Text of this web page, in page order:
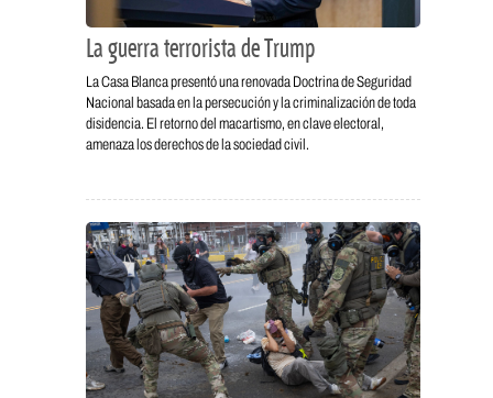
La guerra terrorista de Trump
La Casa Blanca presentó una renovada Doctrina de Seguridad
Nacional basada en la persecución y la criminalización de toda
disidencia. El retorno del macartismo, en clave electoral,
amenaza los derechos de la sociedad civil.